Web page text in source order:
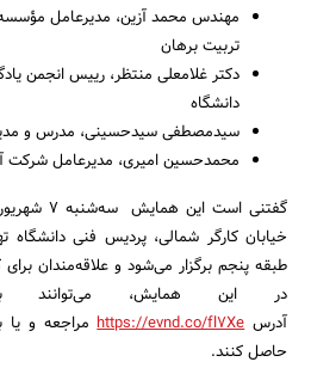
مهندس محمد آزین، مدیرعامل
تربیت برهان
دکتر غلامعلی منتظر، رییس انجمن
دانشگاه
سیدمصطفی سیدحسینی، مدرس و مدیر
محمدحسین امیری، مدیرعامل شرکت
خیابان کارگر شمالی، پردیس فنی دانشگاه
طبقه پنجم برگزار می‌شود و علاقه‌مندان
در این همایش،
آدرسhttps://evnd.co/fl7Xe
حاصل کنند.